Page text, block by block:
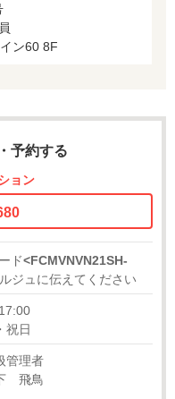
ン60 8F
予約する
ョン
ド<FCMVNVN21SH-
ジュに伝えてください
祝日
管理者
飛鳥